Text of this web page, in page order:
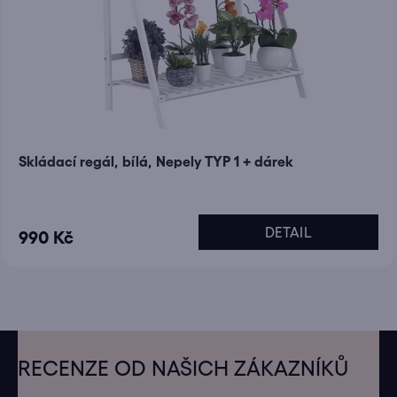
Skládací regál, bílá, Nepely TYP 1 + dárek
990 Kč DETAIL
RECENZE OD NAŠICH ZÁKAZNÍKŮ